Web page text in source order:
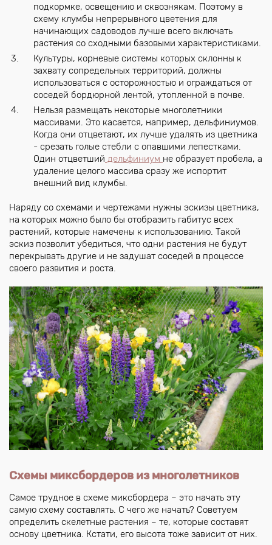
подкормке, освещению и сквознякам. Поэтому в
схему клумбы непрерывного цветения для
начинающих садоводов лучше всего включать
растения со сходными базовыми характеристиками.
Культуры, корневые системы которых склонны к
захвату сопредельных территорий, должны
использоваться с осторожностью и ограждаться от
соседей бордюрной лентой, утопленной в почве.
Нельзя размещать некоторые многолетники
массивами. Это касается, например, дельфиниумов.
Когда они отцветают, их лучше удалять из цветника
- срезать голые стебли с опавшими лепестками.
Один отцветший дельфиниум не образует пробела, а
удаление целого массива сразу же испортит
внешний вид клумбы.
Наряду со схемами и чертежами нужны эскизы цветника,
на которых можно было бы отобразить габитус всех
растений, которые намечены к использованию. Такой
эскиз позволит убедиться, что одни растения не будут
перекрывать другие и не задушат соседей в процессе
своего развития и роста.
Схемы миксбордеров из многолетников
Самое трудное в схеме миксбордера – это начать эту
самую схему составлять. С чего же начать? Советуем
определить скелетные растения – те, которые составят
основу цветника. Кстати, его высота тоже зависит от них.